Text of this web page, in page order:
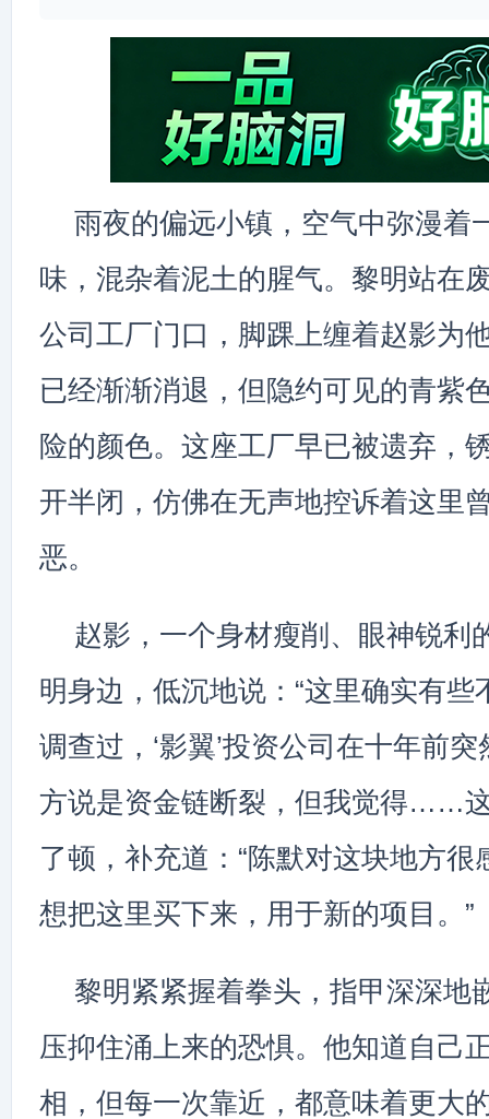
雨夜的偏远小镇，空气中弥漫着
味，混杂着泥土的腥气。黎明站在
公司工厂门口，脚踝上缠着赵影为
已经渐渐消退，但隐约可见的青紫
险的颜色。这座工厂早已被遗弃，
开半闭，仿佛在无声地控诉着这里
恶。
赵影，一个身材瘦削、眼神锐利
明身边，低沉地说：“这里确实有些
调查过，‘影翼’投资公司在十年前
方说是资金链断裂，但我觉得……
了顿，补充道：“陈默对这块地方很
想把这里买下来，用于新的项目。”
黎明紧紧握着拳头，指甲深深地
压抑住涌上来的恐惧。他知道自己
相，但每一次靠近，都意味着更大